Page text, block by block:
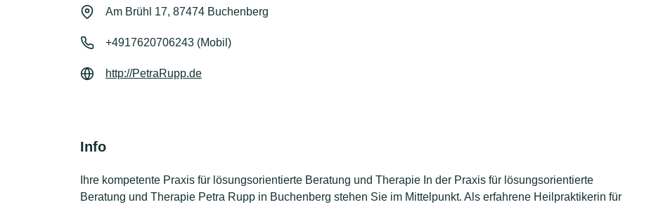
Am Brühl 17, 87474 Buchenberg
+4917620706243 (Mobil)
http://PetraRupp.de
Info
Ihre kompetente Praxis für lösungsorientierte Beratung und Therapie In der Praxis für lösungsorientierte
Beratung und Therapie Petra Rupp in Buchenberg stehen Sie im Mittelpunkt. Als erfahrene Heilpraktikerin für